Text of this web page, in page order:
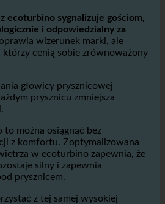
zecoturbino sygnalizuje gościom,
i odpowiedzialny za
głowicy prysznicowej
to można osiągnąć bez
z komfortu. Zoptymalizowana
w ecoturbino zapewnia, że
prysznicem.